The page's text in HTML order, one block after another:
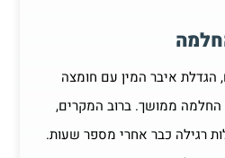
הגדלת איבר המין עם חומצה
החלמה ממושך. ברוב המקרים,
רגילה כבר אחרי מספר שעות.